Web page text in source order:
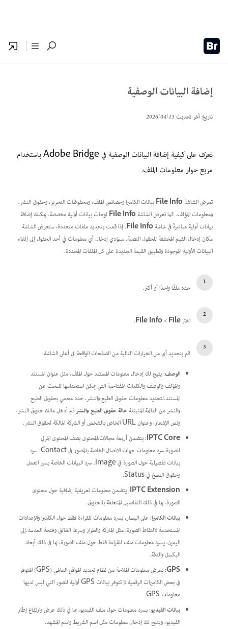
إضافة البيانات الوصفية
تاريخ آخر تحديث13‏/04‏/2026
تعرّف على كيفية إضافة البيانات الوصفية في Adobe Bridge باستخدام
مربع حوار معلومات الملف.
تعرض الشاشةFile Infoبيانات الكاميرا وخصائص الملف، ومحفوظات التحرير، وحقوق النشر،
ومعلومات المؤلف. كما تعرض الشاشةFile Infoلوحات بيانات أولية مخصصة. يمكنك إضافة
بيانات أولية مباشرةً في شاشةFile Info. إذا قمت بتحديد ملفات متعددة، ستعرض الشاشة
مكان إدخال القيم المختلفة للحقول النصية. سيؤدي إدخال أي معلومات في أحد الحقول إلى إلغاء
البيانات الأولية الموجودة وتطبيق القيمة الجديدة على كل الملفات المحددة.
حدد ملفًا واحدًا أو أكثر.
اخترFile
>
.
قم بتحديد أي من الخيارات التالية من الصفحات الواقعة في أعلى الشاشة:
الوصف: يتيح لك إدخال معلومات المستند حول الملف، مثل عنوان المستند
والمؤلف والوصف والكلمات المفتاحية التي يمكن استخدامها للبحث عن
المستند.لتحديد معلومات حقوق الطبع والنشر، حدد محمي بحقوق الطبع
والنشر من القائمة المنبثقةحالة حقوق الطبع والنشر.ثم أدخل مالك حقوق النشر،
ونص الإشعار، وعنوان URL الخاص بالشخص أو الشركة المالكة لحقوق النشر.
IPTC Core
:يتضمن أربعة مجالات.المحتوى يصف المحتوى المرئي
للصورة.سرد معلومات جهات الاتصال الخاصة بالمصور في Contact. سرد
بيانات تفصيلية حول الصورة في Image. سرد البيانات الخاصة بسير العمل
وحقوق النسخ في Status.
IPTC Extension
:يتضمن معلومات تعريفية إضافية حول محتوى
الصورة، بما في ذلك التفاصيل المتعلقة بالحقوق.
بيانات الكاميرا:على اليسار، يسرد معلومات للقراءة فقط حول الكاميرا والإعدادات
المستخدمة لالتقاط الصورة، مثل الماركة والطراز وسرعة الغالق وفتحة العدسة.إلى
اليمين، يسرد معلومات ملف للقراءة فقط حول ملف الصورة، بما في ذلك أبعاد
البكسل والدقة.
GPS
:
يعرض معلومات الملاحة من نظام تحديد المواقع العالمي (GPS) المتوفر
في بعض الكاميرات الرقمية.لا تتوفر بيانات GPS أولية للصور التي ليس لديها
معلومات GPS.
بيانات الفيديو:يسرد معلومات حول ملف الفيديو، بما في ذلك عرض وارتفاع إطار
الفيديو، ويتيح لك إدخال معلومات مثل اسم الشريط واسم المشهد.